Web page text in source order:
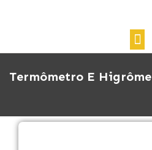
Termômetro E